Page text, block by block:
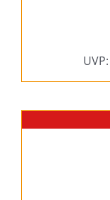
UVP: